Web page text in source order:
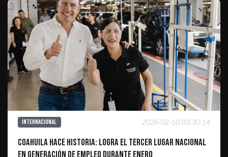
Internacional 2026-02-10 03:30:14
Coahuila hace historia: Logra el tercer lugar nacional
en generación de empleo durante enero